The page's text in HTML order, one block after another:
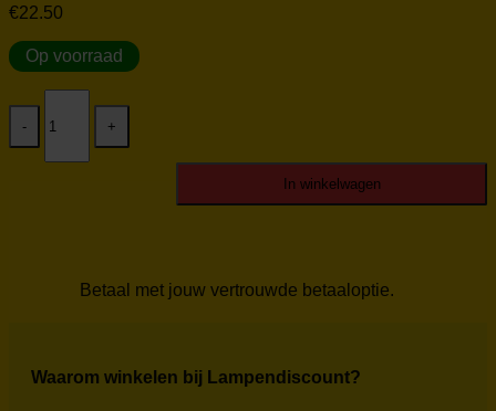
€22.50
Op voorraad
glas
XL
helder
In winkelwagen
Betaal met jouw vertrouwde betaaloptie.
Waarom winkelen bij Lampendiscount?